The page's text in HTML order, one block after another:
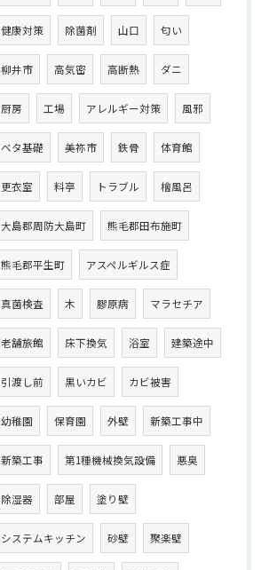
健康対策 除菌剤 山口 匂い
柳井市 高気密 高断熱 ダニ
厨房 工場 アレルギー対策 風邪
ベタ基礎 美祢市 鉄骨 体育館
更衣室 料亭 トラブル 檜風呂
大島郡周防大島町 熊毛郡田布施町
熊毛郡平生町 アスペルギルス症
真菌検査 木 膠原病 マラセチア
老舗旅館 床下換気 浴室 建築途中
引渡し前 黒いカビ カビ被害
幼稚園 保育園 外壁 新築工事中
新築工事 第1種機械換気設備 悪臭
除湿器 部屋 塗り壁
システムキッチン 砂壁 聚楽壁